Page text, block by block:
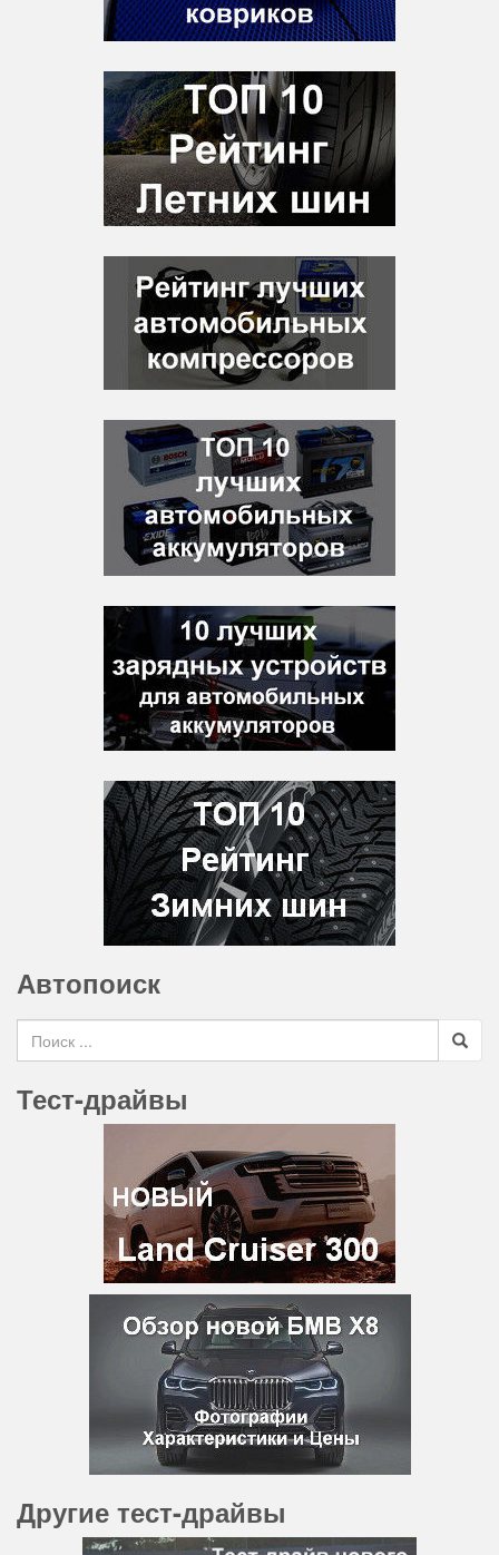
Автопоиск
Search for
Тест-драйвы
Другие тест-драйвы